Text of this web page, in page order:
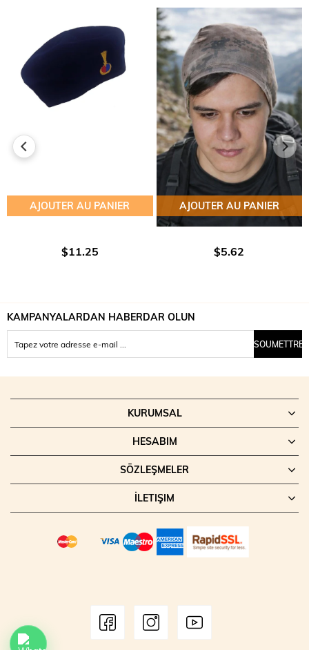
AJOUTER AU PANIER
$11.25
AJOUTER AU PANIER
$5.62
KAMPANYALARDAN HABERDAR OLUN
SOUMETTRE
KURUMSAL
HESABIM
SÖZLEŞMELER
İLETIŞIM